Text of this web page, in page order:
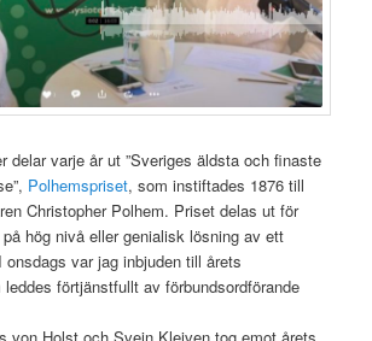
delar varje år ut ”Sveriges äldsta och finaste
Polhemspriset, som instiftades 1876 till
Christopher Polhem. Priset delas ut för
hög nivå eller genialisk lösning av ett
var jag inbjuden till årets
förtjänstfullt av förbundsordförande